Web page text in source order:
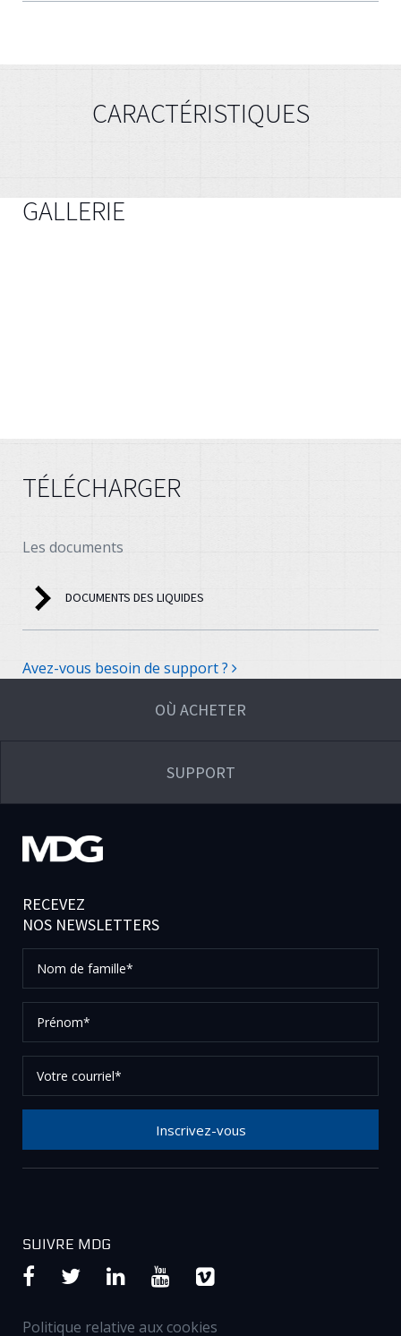
CARACTÉRISTIQUES
GALLERIE
TÉLÉCHARGER
Les documents
DOCUMENTS DES LIQUIDES
Avez-vous besoin de support ?
OÙ ACHETER
SUPPORT
RECEVEZ
NOS NEWSLETTERS
de
famille*
courriel*
Inscrivez-vous
SUIVRE MDG
Politique relative aux cookies